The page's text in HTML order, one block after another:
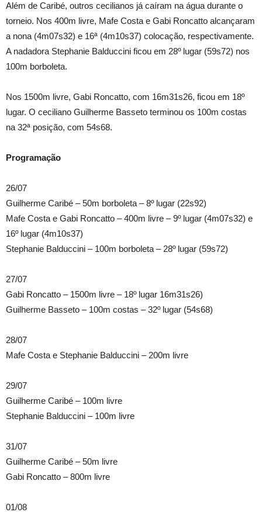
Além de Caribé, outros cecilianos já caíram na água durante o
torneio. Nos 400m livre, Mafe Costa e Gabi Roncatto alcançaram
a nona (4m07s32) e 16ª (4m10s37) colocação, respectivamente.
A nadadora Stephanie Balduccini ficou em 28º lugar (59s72) nos
100m borboleta.
Nos 1500m livre, Gabi Roncatto, com 16m31s26, ficou em 18º
lugar. O ceciliano Guilherme Basseto terminou os 100m costas
na 32ª posição, com 54s68.
Programação
26/07
Guilherme Caribé – 50m borboleta – 8º lugar (22s92)
Mafe Costa e Gabi Roncatto – 400m livre – 9º lugar (4m07s32) e
16º lugar (4m10s37)
Stephanie Balduccini – 100m borboleta – 28º lugar (59s72)
27/07
Gabi Roncatto – 1500m livre – 18º lugar 16m31s26)
Guilherme Basseto – 100m costas – 32º lugar (54s68)
28/07
Mafe Costa e Stephanie Balduccini – 200m livre
29/07
Guilherme Caribé – 100m livre
Stephanie Balduccini – 100m livre
31/07
Guilherme Caribé – 50m livre
Gabi Roncatto – 800m livre
01/08